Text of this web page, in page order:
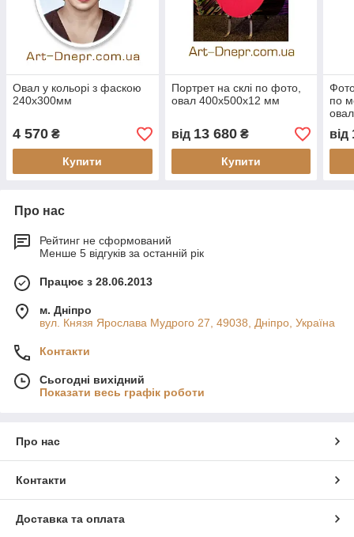
Овал у кольорі з фаскою
240х300мм
4 570 ₴
Купити
Портрет на склі по фото,
овал 400х500x12 мм
від 13 680₴
Купити
по
від
Про нас
Рейтинг не сформований
Менше 5 відгуків за останній рік
Працює з 28.06.2013
м. Дніпро
вул. Князя Ярослава Мудрого 27, 49038, Дніпро, Україна
Контакти
Сьогодні вихідний
Показати весь графік роботи
Про нас
Контакти
Доставка та оплата